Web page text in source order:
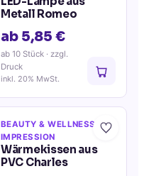
Metall Romeo
ab 5,85 €
ab 10 Stück · zzgl.
Druck
inkl. 20% MwSt.
BEAUTY & WELLNESS ·
IMPRESSION
Wärmekissen aus
PVC Charles